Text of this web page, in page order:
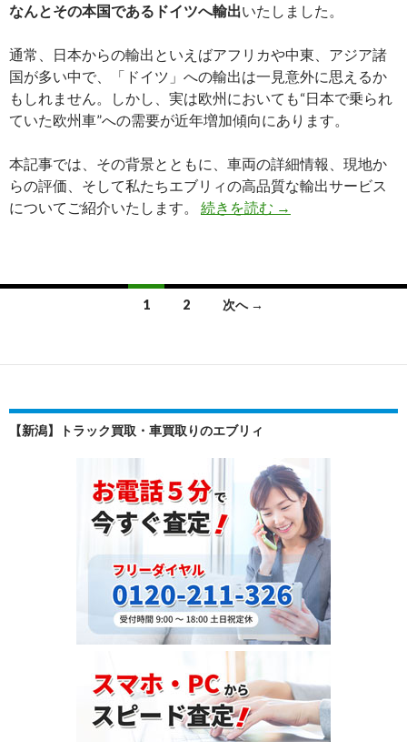
輸
し
ま
し
た
なんとその本国であるドイツへ輸出いたしました。
通常、日本からの輸出といえばアフリカや中東、アジア諸
国が多い中で、「ドイツ」への輸出は一見意外に思えるか
もしれません。しかし、実は欧州においても“日本で乗られ
ていた欧州車”への需要が近年増加傾向にあります。
本記事では、その背景とともに、車両の詳細情報、現地か
らの評価、そして私たちエブリィの高品質な輸出サービス
についてご紹介いたします。 続きを読む
日
が
式
メ
ル
セ
デ
ス
ベ
ン
ツ
ク
ラ
ス
→
ナ
ゲ
1 2 次へ →
【新潟】トラック買取・車買取りのエブリィ